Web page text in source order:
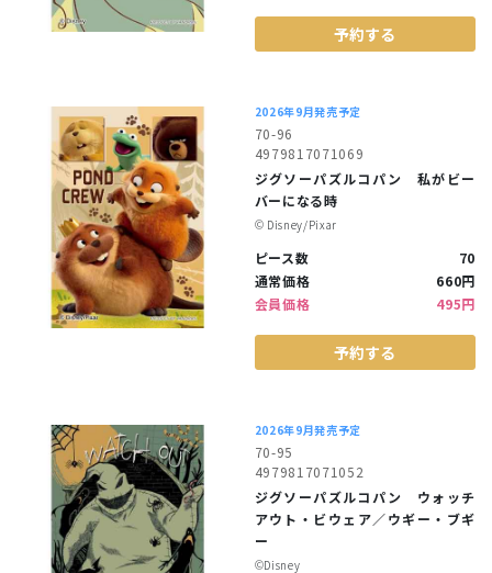
予約する
2026年9月発売予定
70-96
4979817071069
ジグソーパズルコパン 私がビー
バーになる時
©︎ Disney/Pixar
ピース数
70
通常価格
660円
会員価格
495円
予約する
2026年9月発売予定
70-95
4979817071052
ジグソーパズルコパン ウォッチ
アウト・ビウェア／ウギー・ブギ
ー
©︎Disney